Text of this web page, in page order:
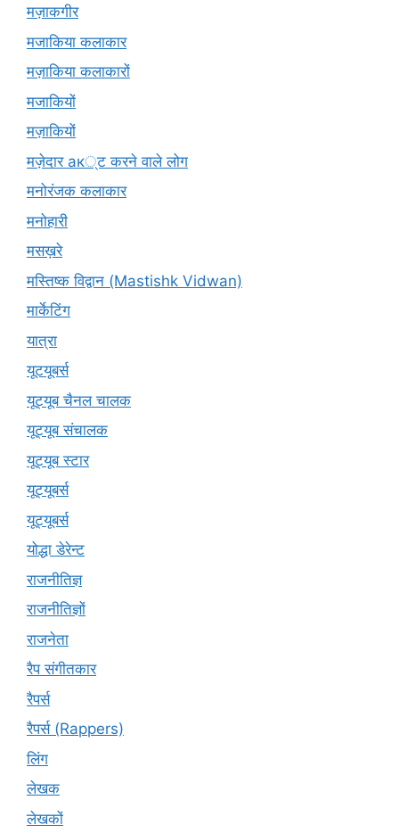
मज़ाकगीर
मजाकिया कलाकार
मज़ाकिया कलाकारों
मजाकियों
मज़ाकियों
मज़ेदार ак्ट करने वाले लोग
मनोरंजक कलाकार
मनोहारी
मसख़रे
मस्तिष्क विद्वान (Mastishk Vidwan)
मार्केटिंग
यात्रा
यूटयूबर्स
यूट्यूब चैनल चालक
यूट्यूब संचालक
यूट्यूब स्टार
यूट्‍यूबर्स
यूट्यूबर्स
योद्धा डेरेन्ट
राजनीतिज्ञ
राजनीतिज्ञों
राजनेता
रैप संगीतकार
रैपर्स
रैपर्स (Rappers)
लिंग
लेखक
लेखकों